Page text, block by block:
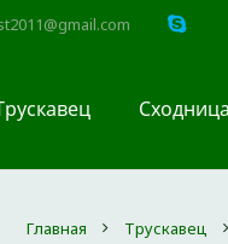
Сходница
Главная Трускавец